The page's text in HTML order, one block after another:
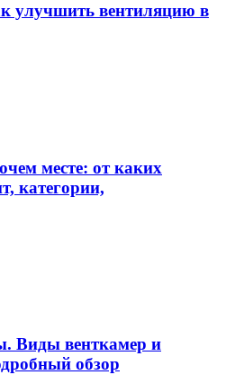
улучшить вентиляцию в
месте: от каких
категории,
Виды венткамер и
обзор